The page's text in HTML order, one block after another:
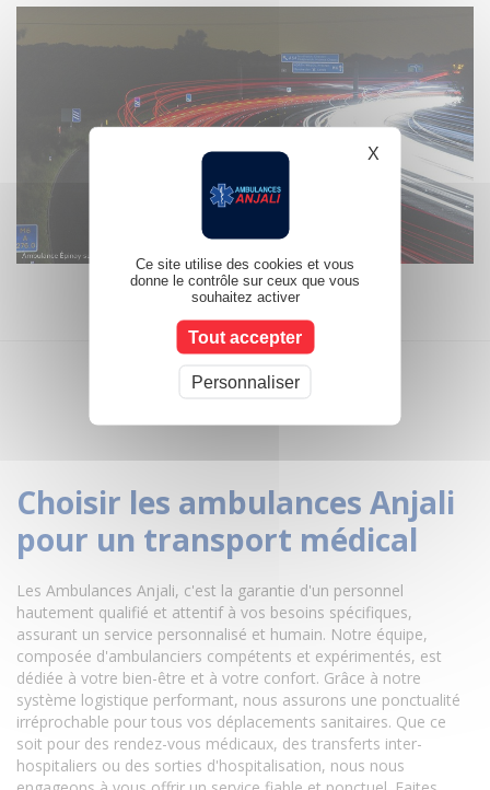
Choisir les ambulances Anjali
pour un transport médical
Les Ambulances Anjali, c'est la garantie d'un personnel
hautement qualifié et attentif à vos besoins spécifiques,
assurant un service personnalisé et humain. Notre équipe,
composée d'ambulanciers compétents et expérimentés, est
dédiée à votre bien-être et à votre confort. Grâce à notre
système logistique performant, nous assurons une ponctualité
irréprochable pour tous vos déplacements sanitaires. Que ce
soit pour des rendez-vous médicaux, des transferts inter-
hospitaliers ou des sorties d'hospitalisation, nous nous
Ce site utilise des cookies et vous
donne le contrôle sur ceux que vous
souhaitez activer
Tout accepter
Personnaliser
X Masquer le